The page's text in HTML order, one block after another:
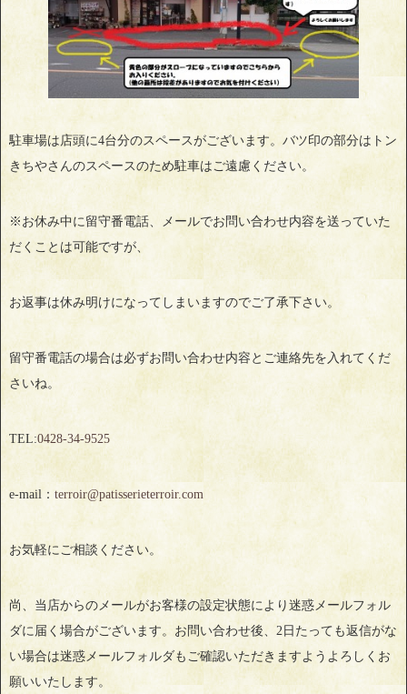
駐車場は店頭に4台分のスペースがございます。バツ印の部分はトン
きちやさんのスペースのため駐車はご遠慮ください。
※お休み中に留守番電話、メールでお問い合わせ内容を送っていた
だくことは可能ですが、
お返事は休み明けになってしまいますのでご了承下さい。
留守番電話の場合は必ずお問い合わせ内容とご連絡先を入れてくだ
さいね。
TEL:0428‐34‐9525
e-mail： terroir@patisserieterroir.com
お気軽にご相談ください。
尚、当店からのメールがお客様の設定状態により迷惑メールフォル
ダに届く場合がございます。お問い合わせ後、2日たっても返信がな
い場合は迷惑メールフォルダもご確認いただきますようよろしくお
願いいたします。